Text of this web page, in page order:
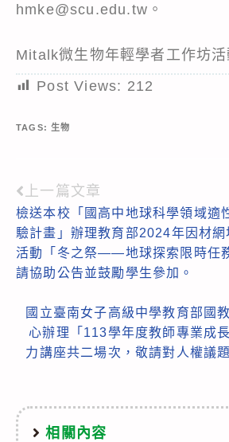
hmke@scu.edu.tw。
Mitalk微生物年輕學者工作坊活
Post Views: 212
TAGS:生物
Read
more
articles
上一篇文章
檢送本校「國高中地球科學領域適
驗計畫」辦理教育部2024年因材
活動「冬之祭——地球探索限時任
請協助公告並鼓勵學生參加。
國立臺南女子高級中學教育部國
心辦理「113學年度教師專業成
力講座共二場次，敬請對人權議
相關內容